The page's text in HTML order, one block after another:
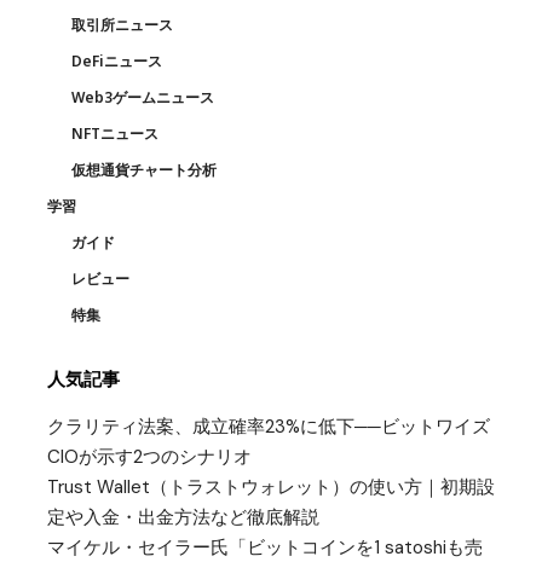
取引所ニュース
DeFiニュース
Web3ゲームニュース
NFTニュース
仮想通貨チャート分析
学習
ガイド
レビュー
特集
人気記事
クラリティ法案、成立確率23%に低下──ビットワイズ
CIOが示す2つのシナリオ
Trust Wallet（トラストウォレット）の使い方｜初期設
定や入金・出金方法など徹底解説
マイケル・セイラー氏「ビットコインを1 satoshiも売